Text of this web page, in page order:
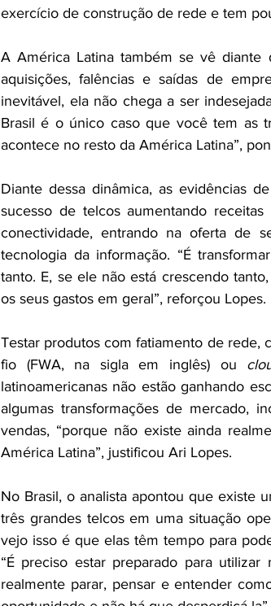
exercício de construção de rede e tem
A América Latina também se vê
aquisições, falências e saídas de
inevitável, ela não chega a ser
Brasil é o único caso que você tem as
acontece no resto da América Latina”,
Diante dessa dinâmica, as evidências
sucesso de telcos aumentando
conectividade, entrando na oferta de
tecnologia da informação. “É
tanto. E, se ele não está crescendo
os seus gastos em geral”, reforçou Lopes.
Testar produtos com fatiamento de rede,
fio (FWA, na sigla em inglês) ou
latinoamericanas não estão ganhando
algumas transformações de mercado,
vendas, “porque não existe ainda
América Latina”, justificou Ari Lopes.
No Brasil, o analista apontou que existe
três grandes telcos em uma situação
vejo isso é que elas têm tempo para
“É preciso estar preparado para
realmente parar, pensar e entender